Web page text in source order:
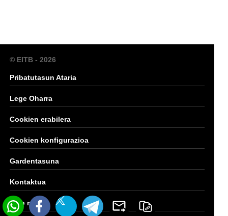
© EITB - 2026
Pribatutasun Ataria
Lege Oharra
Cookien erabilera
Cookien konfigurazioa
Gardentasuna
Kontaktua
Web mapa